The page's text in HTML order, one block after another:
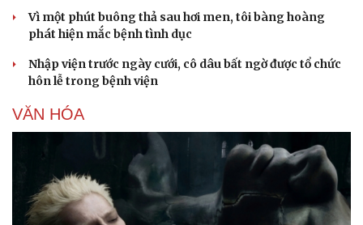
Văn hóa
Sân khấu - Điện ảnh
Văn học
Âm nhạc
Di sản
Giải trí
Nghệ sĩ
Sao Việt
Vì một phút buông thả sau hơi men, tôi bàng hoàng
phát hiện mắc bệnh tình dục
Nhập viện trước ngày cưới, cô dâu bất ngờ được tổ chức
hôn lễ trong bệnh viện
VĂN HÓA